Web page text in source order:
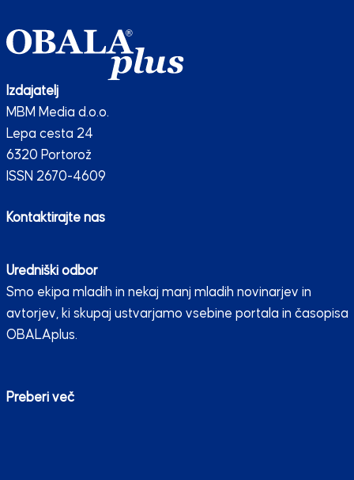
Izdajatelj
MBM Media d.o.o.
Lepa cesta 24
6320 Portorož
ISSN 2670-4609
Kontaktirajte nas
Uredniški odbor
Smo ekipa mladih in nekaj manj mladih novinarjev in
avtorjev, ki skupaj ustvarjamo vsebine portala in časopisa
OBALAplus.
Preberi več